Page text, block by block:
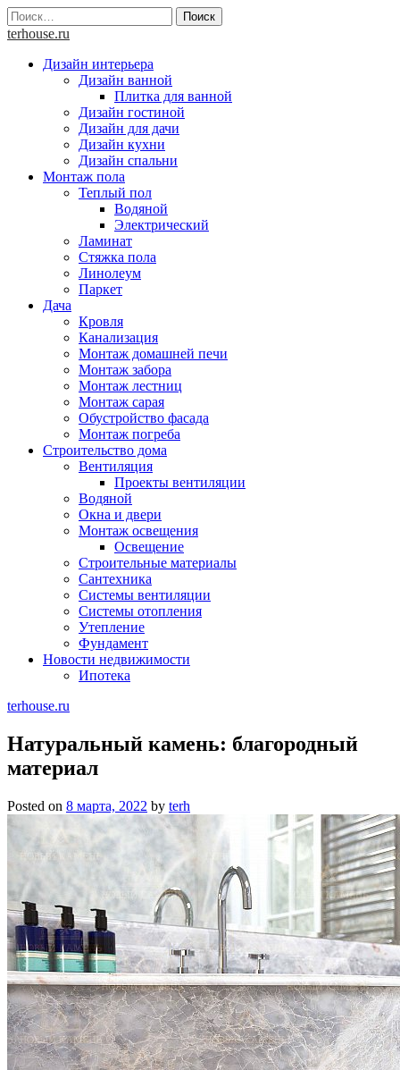
Skip
to
Найти:
terhouse.ru
Дизайн интерьера
Дизайн ванной
Плитка для ванной
Дизайн гостиной
Дизайн для дачи
Дизайн кухни
Дизайн спальни
Монтаж пола
Теплый пол
Водяной
Электрический
Ламинат
Стяжка пола
Линолеум
Паркет
Дача
Кровля
Канализация
Монтаж домашней печи
Монтаж забора
Монтаж лестниц
Монтаж сарая
Обустройство фасада
Монтаж погреба
Строительство дома
Вентиляция
Проекты вентиляции
Водяной
Окна и двери
Монтаж освещения
Освещение
Строительные материалы
Сантехника
Системы вентиляции
Системы отопления
Утепление
Фундамент
Новости недвижимости
Ипотека
terhouse.ru
Натуральный камень: благородный
материал
Posted on 8 марта, 2022 by terh